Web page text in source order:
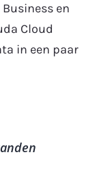
en
Cloud
in een paar